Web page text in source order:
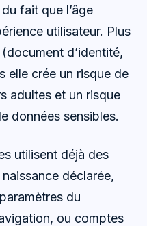
fait que l’âge
utilisateur. Plus
d’identité,
elle crée un risque de
adultes et un risque
données sensibles.
utilisent déjà des
déclarée,
du
ou comptes